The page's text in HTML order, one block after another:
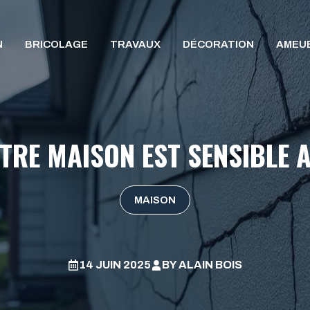
BRICOLAGE TRAVAUX DÉCORATION
MAISON EST SENSIBLE
MAISON
14 JUIN 2025 BYALAIN BOIS